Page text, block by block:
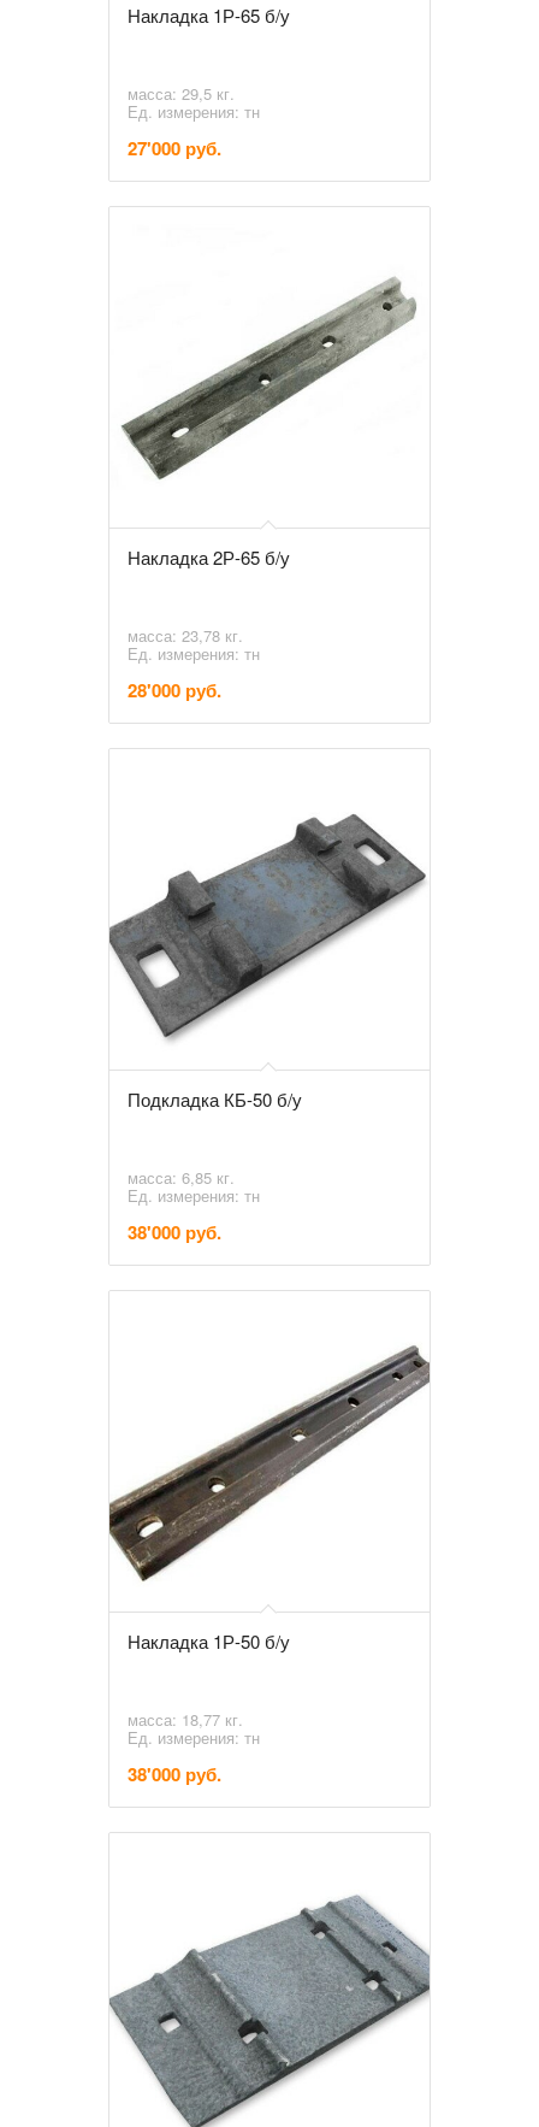
Накладка 1Р-65 б/у
масса: 29,5 кг.
Ед. измерения: тн
27'000 руб.
Накладка 2Р-65 б/у
масса: 23,78 кг.
Ед. измерения: тн
28'000 руб.
Подкладка КБ-50 б/у
масса: 6,85 кг.
Ед. измерения: тн
38'000 руб.
Накладка 1Р-50 б/у
масса: 18,77 кг.
Ед. измерения: тн
38'000 руб.